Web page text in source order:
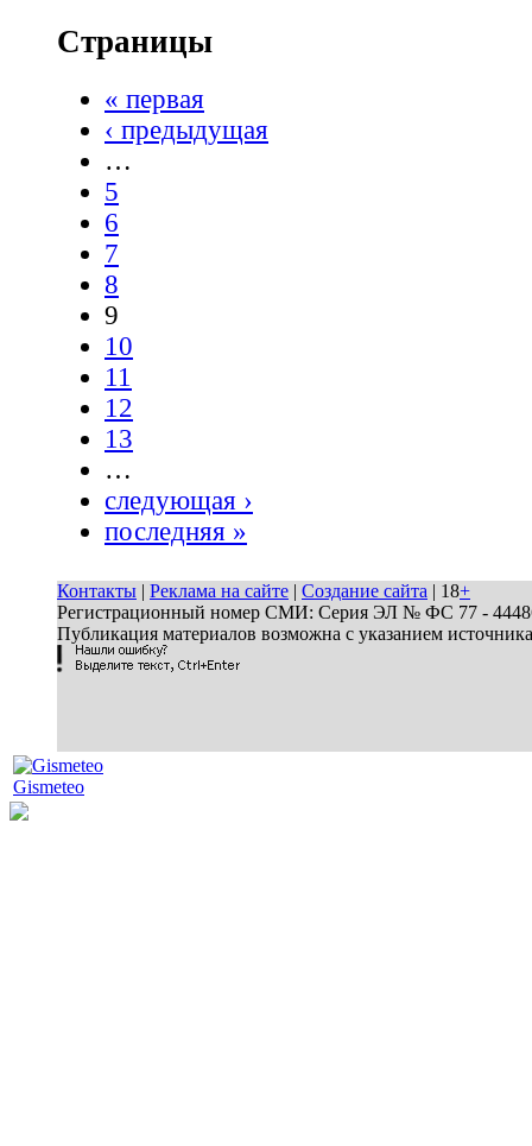
Страницы
« первая
‹ предыдущая
…
5
6
7
8
9
10
11
12
13
…
следующая ›
последняя »
Контакты | Реклама на сайте | Создание сайта | 18+
Регистрационный номер СМИ: Серия ЭЛ № ФС 77 - 44486
Публикация материалов возможна с указанием
Gismeteo